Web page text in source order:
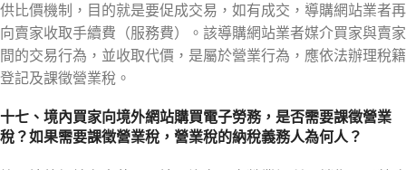
供比價機制，目的就是要促成交易，如有成交，導購網站業者再
向賣家收取手續費（服務費）。該導購網站業者媒介買家與賣家
間的交易行為，並收取代價，是屬於營業行為，應依法辦理稅籍
登記及課徵營業稅。
十七、境內買家向境外網站購買電子勞務，是否需要課徵營業
稅？如果需要課徵營業稅，營業稅的納稅義務人為何人？